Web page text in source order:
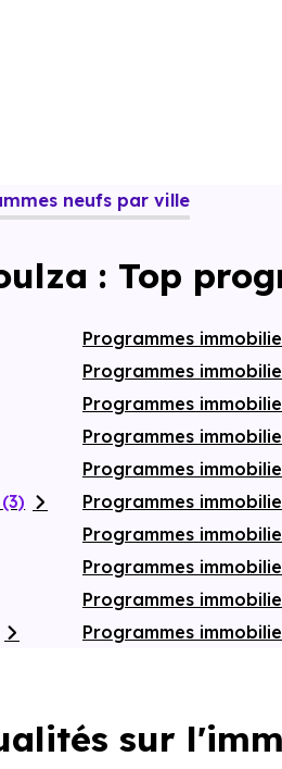
neufs par ville
: Top
(3)
Programmes
Programmes
Programmes
Programmes
Programmes
Programmes
Programmes
Programmes
Programmes
Programmes
sur